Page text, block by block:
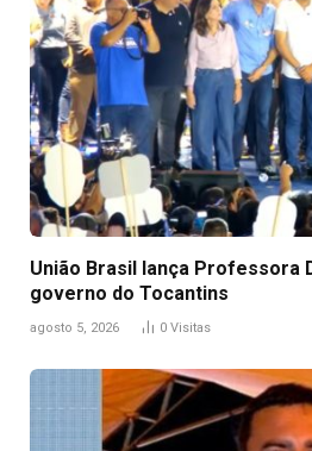
União Brasil lança Professora
governo do Tocantins
agosto 5, 2026 0 Visitas